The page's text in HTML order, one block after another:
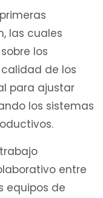
las cuales
los
de los
para ajustar
los sistemas
trabajo
entre
equipos de